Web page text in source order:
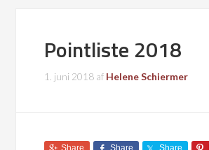
Pointliste 2018
1. juni 2018 af Helene Schiermer
Share Share Share